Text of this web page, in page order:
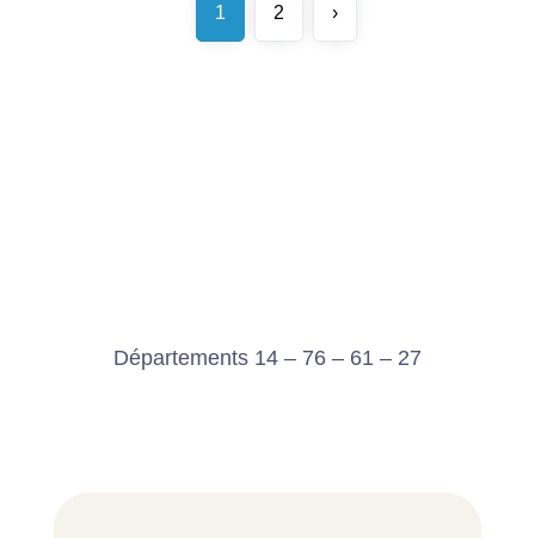
1 2 ›
Départements 14 – 76 – 61 – 27